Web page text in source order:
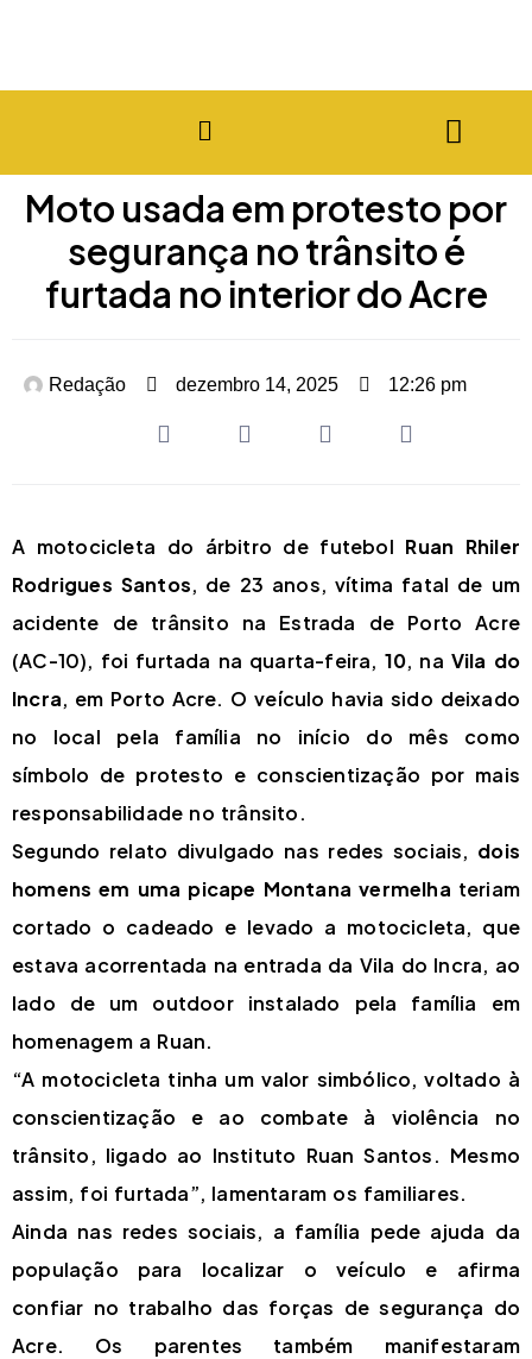
Moto usada em protesto por
segurança no trânsito é
furtada no interior do Acre
Redação dezembro 14, 2025 12:26 pm
A motocicleta do árbitro de futebol Ruan Rhiler
Rodrigues Santos, de 23 anos, vítima fatal de um
acidente de trânsito na Estrada de Porto Acre
(AC-10), foi furtada na quarta-feira, 10, na Vila do
Incra, em Porto Acre. O veículo havia sido deixado
no local pela família no início do mês como
símbolo de protesto e conscientização por mais
responsabilidade no trânsito.
Segundo relato divulgado nas redes sociais, dois
homens em uma picape Montana vermelha teriam
cortado o cadeado e levado a motocicleta, que
estava acorrentada na entrada da Vila do Incra, ao
lado de um outdoor instalado pela família em
homenagem a Ruan.
“A motocicleta tinha um valor simbólico, voltado à
conscientização e ao combate à violência no
trânsito, ligado ao Instituto Ruan Santos. Mesmo
assim, foi furtada”, lamentaram os familiares.
Ainda nas redes sociais, a família pede ajuda da
população para localizar o veículo e afirma
confiar no trabalho das forças de segurança do
Acre. Os parentes também manifestaram